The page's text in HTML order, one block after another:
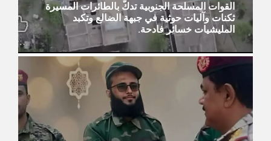
القوات المسلحة الجنوبية تدكُّ بالطائرات المسيرة
ثكنات وآليات حوثية في جبهة الضالع وتكبد
المليشيات خسائر فادحة.